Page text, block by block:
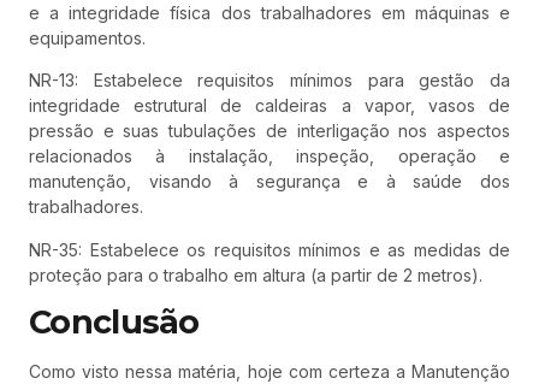
e a integridade física dos trabalhadores em máquinas e
equipamentos.
NR-13: Estabelece requisitos mínimos para gestão da
integridade estrutural de caldeiras a vapor, vasos de
pressão e suas tubulações de interligação nos aspectos
relacionados à instalação, inspeção, operação e
manutenção, visando à segurança e à saúde dos
trabalhadores.
NR-35: Estabelece os requisitos mínimos e as medidas de
proteção para o trabalho em altura (a partir de 2 metros).
Conclusão
Como visto nessa matéria, hoje com certeza a Manutenção